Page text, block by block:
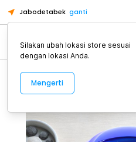
Jabodetabek ganti
Alat Kopi
Silakan ubah lokasi store sesuai
dengan lokasi Anda.
Mengerti